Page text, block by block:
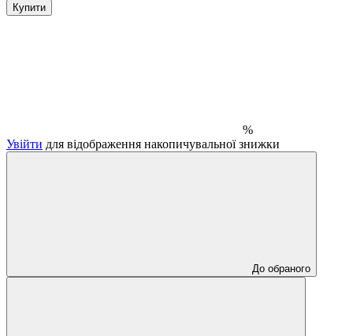
Купити
%
Увійти для відображення накопичувальної знижки
До обраного